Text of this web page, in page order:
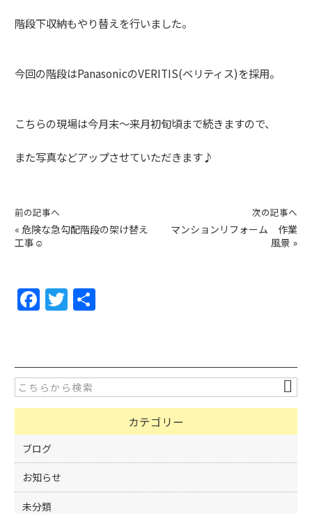
階段下収納もやり替えを行いました。
今回の階段はPanasonicのVERITIS(ベリティス)を採用。
こちらの現場は今月末～来月初旬頃まで続きますので、
また写真などアップさせていただきます♪
前の記事へ
« 危険な急勾配階段の架け替え
工事☺
次の記事へ
マンションリフォーム 作業
風景 »
F
a
e
b
o
o
k
T
w
er
カテゴリー
ブログ
お知らせ
未分類